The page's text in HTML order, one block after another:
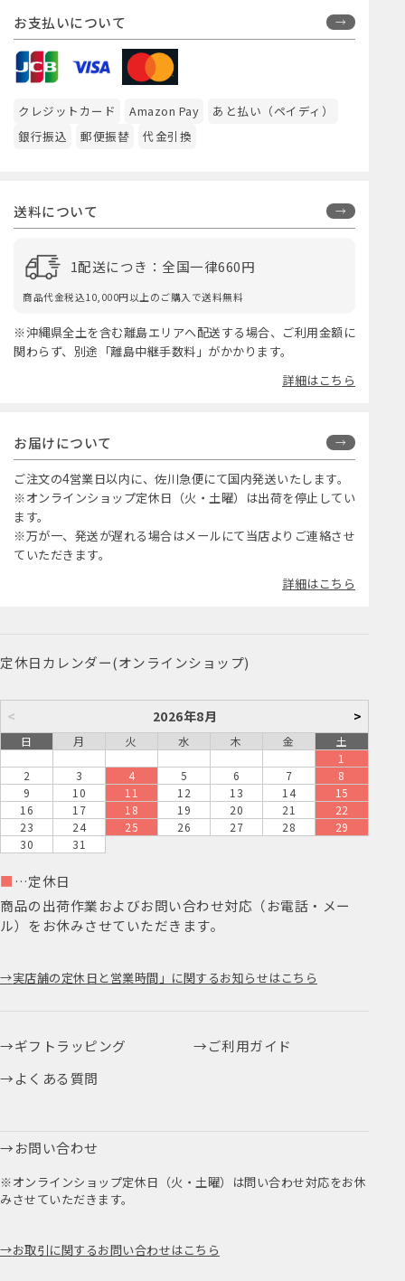
お支払いについて
クレジットカード Amazon Pay
あと払い（ペイディ）
銀行振込
郵便振替 代金引換
送料について
1配送につき：全国一律660円
商品代金税込10,000円以上のご購入で送料無料
※沖縄県全土を含む離島エリアへ配送する場合、ご利用金額に
関わらず、別途「離島中継手数料」がかかります。
詳細はこちら
お届けについて
ご注文の4営業日以内に、佐川急便にて国内発送いたします。
※オンラインショップ定休日（火・土曜）は出荷を停止してい
ます。
※万が一、発送が遅れる場合はメールにて当店よりご連絡させ
ていただきます。
詳細はこちら
定休日カレンダー(オンラインショップ)
< 2026年8月 >
日 月 火 水 木 金
土
1
2
3 4 5 6 7
8
9
10 11 12 13 14
15
16
17 18 19 20 21
22
23
24 25 26 27 28
29
30
31
■ …定休日
商品の出荷作業およびお問い合わせ対応（お電話・メー
ル）をお休みさせていただきます。
実店舗の定休日と営業時間」に関するお知らせはこちら
ギフトラッピング
ご利用ガイド
よくある質問
お問い合わせ
※オンラインショップ定休日（火・土曜）は問い合わせ対応をお休
みさせていただきます。
お取引に関するお問い合わせはこちら